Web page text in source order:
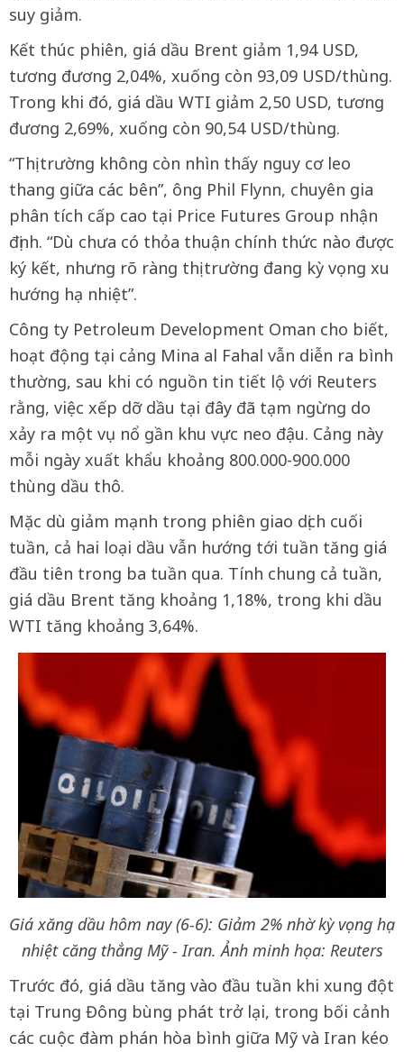
suy giảm.
Kết thúc phiên, giá dầu Brent giảm 1,94 USD,
tương đương 2,04%, xuống còn 93,09 USD/thùng.
Trong khi đó, giá dầu WTI giảm 2,50 USD, tương
đương 2,69%, xuống còn 90,54 USD/thùng.
“Thị trường không còn nhìn thấy nguy cơ leo
thang giữa các bên”, ông Phil Flynn, chuyên gia
phân tích cấp cao tại Price Futures Group nhận
định. “Dù chưa có thỏa thuận chính thức nào được
ký kết, nhưng rõ ràng thị trường đang kỳ vọng xu
hướng hạ nhiệt”.
Công ty Petroleum Development Oman cho biết,
hoạt động tại cảng Mina al Fahal vẫn diễn ra bình
thường, sau khi có nguồn tin tiết lộ với Reuters
rằng, việc xếp dỡ dầu tại đây đã tạm ngừng do
xảy ra một vụ nổ gần khu vực neo đậu. Cảng này
mỗi ngày xuất khẩu khoảng 800.000-900.000
thùng dầu thô.
Mặc dù giảm mạnh trong phiên giao dịch cuối
tuần, cả hai loại dầu vẫn hướng tới tuần tăng giá
đầu tiên trong ba tuần qua. Tính chung cả tuần,
giá dầu Brent tăng khoảng 1,18%, trong khi dầu
WTI tăng khoảng 3,64%.
Giá xăng dầu hôm nay (6-6): Giảm 2% nhờ kỳ vọng hạ
nhiệt căng thẳng Mỹ - Iran. Ảnh minh họa: Reuters
Trước đó, giá dầu tăng vào đầu tuần khi xung đột
tại Trung Đông bùng phát trở lại, trong bối cảnh
các cuộc đàm phán hòa bình giữa Mỹ và Iran kéo